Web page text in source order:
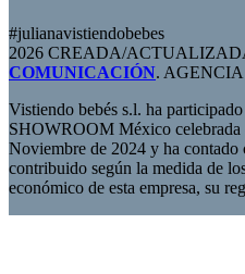
#julianavistiendobebes
2026 CREADA/
COMUNICACIÓN.
Vistiendo bebés s.l. ha
SHOWROOM México
Noviembre de 2024 y ha
contribuido según la medida de
económico de esta empresa, su